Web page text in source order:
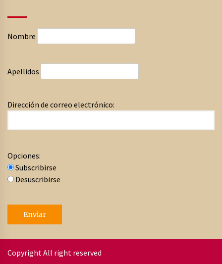
Nombre
Apellidos
Dirección de correo electrónico:
Opciones:
Subscribirse
Desuscribirse
Copyright All right reserved